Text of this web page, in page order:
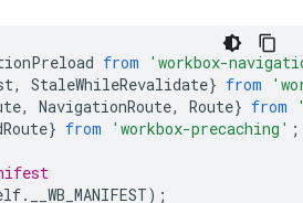
from
'workbox-
, StaleWhileRevalidate} from
, NavigationRoute, Route} from
} from 'workbox-precaching' ;
. __WB_MANIFEST);